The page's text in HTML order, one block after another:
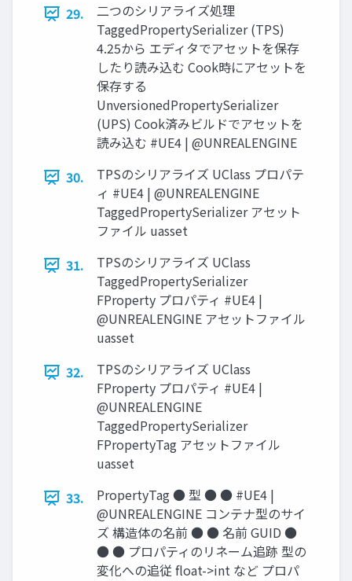
29.
二つのシリアライズ処理
TaggedPropertySerializer (TPS)
4.25から エディタでアセットを保存
したり読み込む Cook時にアセットを
保存する
UnversionedPropertySerializer
(UPS) Cook済みビルドでアセットを
読み込む #UE4 | @UNREALENGINE
30.
TPSのシリアライズ UClass プロパテ
ィ #UE4 | @UNREALENGINE
TaggedPropertySerializer アセット
ファイル uasset
31.
TPSのシリアライズ UClass
TaggedPropertySerializer
FProperty プロパティ #UE4 |
@UNREALENGINE アセットファイル
uasset
32.
TPSのシリアライズ UClass
FProperty プロパティ #UE4 |
@UNREALENGINE
TaggedPropertySerializer
FPropertyTag アセットファイル
uasset
33.
PropertyTag ● 型 ● ● #UE4 |
@UNREALENGINE コンテナ型のサイ
ズ 構造体の名前 ● ● 名前 GUID ●
● ● プロパティのリネーム追跡 型の
変化への追従 ﬂoat->int など プロパ